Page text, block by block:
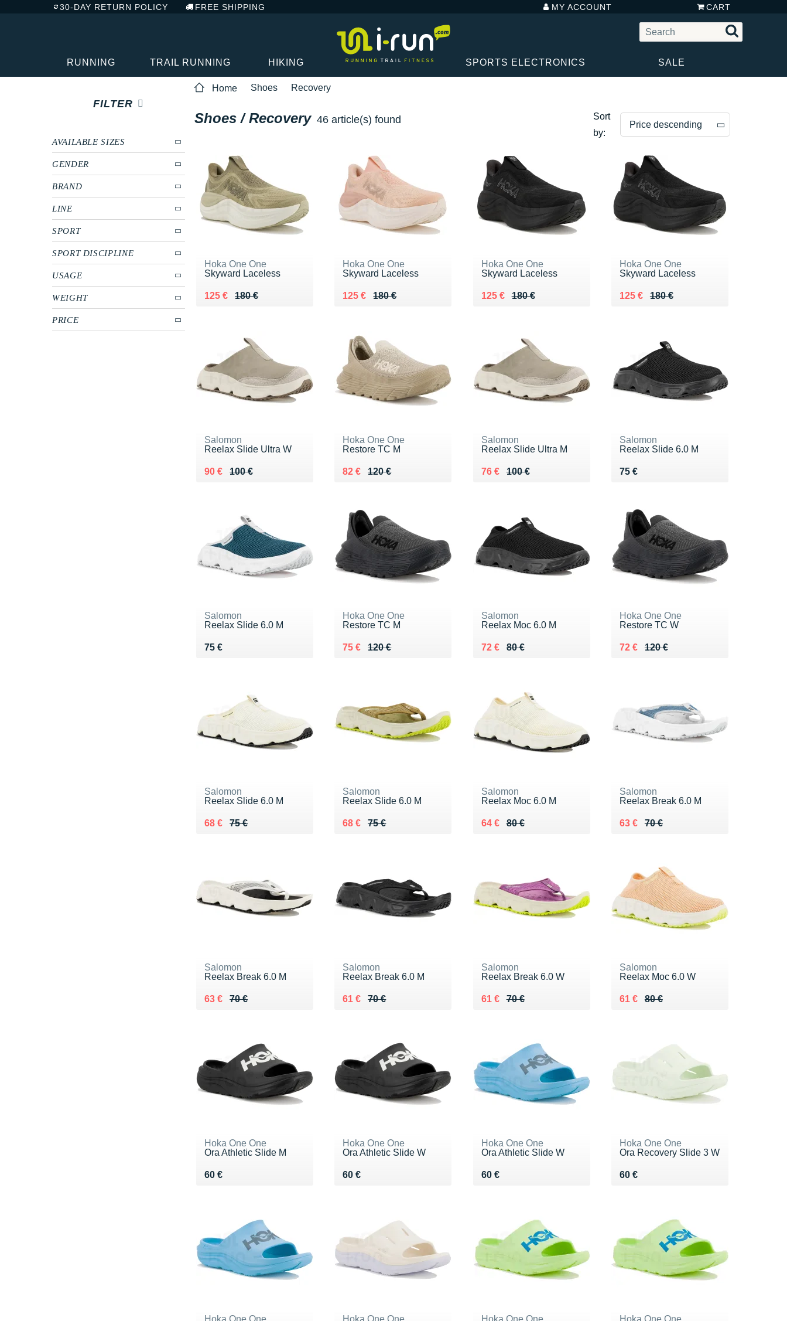
30-DAY RETURN POLICY FREE SHIPPING MY ACCOUNT CART
RUNNING TRAIL RUNNING HIKING SPORTS ELECTRONICS SALE
Home Shoes Recovery
FILTER
AVAILABLE SIZES
GENDER
BRAND
LINE
SPORT
SPORT DISCIPLINE
USAGE
WEIGHT
PRICE
Shoes / Recovery 46 article(s) found
Sort
by:
Price descending
Price ascending
Hoka One One
Skyward Laceless
180 €
Au lieu de 180 €
125 €
Vendu 125 €
Hoka One One
Skyward Laceless
180 €
Au lieu de 180 €
125 €
Vendu 125 €
Hoka One One
Skyward Laceless
180 €
Au lieu de 180 €
125 €
Vendu 125 €
Hoka One One
Skyward Laceless
180 €
Au lieu de 180 €
125 €
Vendu 125 €
Salomon
Reelax Slide Ultra W
100 €
Au lieu de 100 €
90 €
Vendu 90 €
Hoka One One
Restore TC M
120 €
Au lieu de 120 €
82 €
Vendu 82 €
Salomon
Reelax Slide Ultra M
100 €
Au lieu de 100 €
76 €
Vendu 76 €
Salomon
Reelax Slide 6.0 M
75 €
Vendu 75 €
Salomon
Reelax Slide 6.0 M
75 €
Vendu 75 €
Hoka One One
Restore TC M
120 €
Au lieu de 120 €
75 €
Vendu 75 €
Salomon
Reelax Moc 6.0 M
80 €
Au lieu de 80 €
72 €
Vendu 72 €
Hoka One One
Restore TC W
120 €
Au lieu de 120 €
72 €
Vendu 72 €
Salomon
Reelax Slide 6.0 M
75 €
Au lieu de 75 €
68 €
Vendu 68 €
Salomon
Reelax Slide 6.0 M
75 €
Au lieu de 75 €
68 €
Vendu 68 €
Salomon
Reelax Moc 6.0 M
80 €
Au lieu de 80 €
64 €
Vendu 64 €
Salomon
Reelax Break 6.0 M
70 €
Au lieu de 70 €
63 €
Vendu 63 €
Salomon
Reelax Break 6.0 M
70 €
Au lieu de 70 €
63 €
Vendu 63 €
Salomon
Reelax Break 6.0 M
70 €
Au lieu de 70 €
61 €
Vendu 61 €
Salomon
Reelax Break 6.0 W
70 €
Au lieu de 70 €
61 €
Vendu 61 €
Salomon
Reelax Moc 6.0 W
80 €
Au lieu de 80 €
61 €
Vendu 61 €
Hoka One One
Ora Athletic Slide M
60 €
Vendu 60 €
Hoka One One
Ora Athletic Slide W
60 €
Vendu 60 €
Hoka One One
Ora Athletic Slide W
60 €
Vendu 60 €
Hoka One One
Ora Recovery Slide 3 W
60 €
Vendu 60 €
Hoka One One
Hoka One One
Hoka One One
Hoka One One